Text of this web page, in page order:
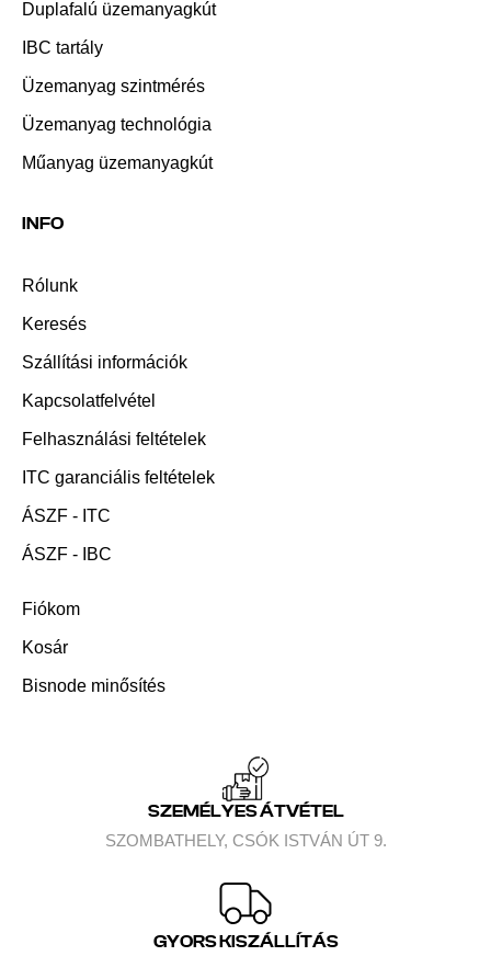
Duplafalú üzemanyagkút
IBC tartály
Üzemanyag szintmérés
Üzemanyag technológia
Műanyag üzemanyagkút
INFO
Rólunk
Keresés
Szállítási információk
Kapcsolatfelvétel
Felhasználási feltételek
ITC garanciális feltételek
ÁSZF - ITC
ÁSZF - IBC
Fiókom
Kosár
Bisnode minősítés
SZEMÉLYES ÁTVÉTEL
SZOMBATHELY, CSÓK ISTVÁN ÚT 9.
GYORS KISZÁLLÍTÁS